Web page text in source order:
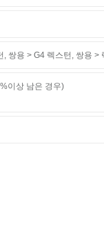
, 쌍용 > G4 렉스턴 , 쌍용 >
이상 남은 경우)